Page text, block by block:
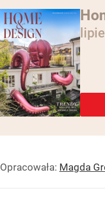
Opracowała: Magda